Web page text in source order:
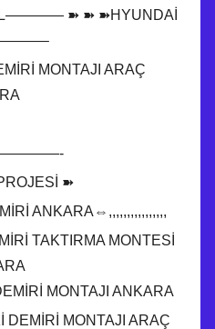
➽ ➽ ➽HYUNDAİ
MONTAJI ARAÇ
➽
ANKARA⇔,,,,,,,,,,,,,,,,
TAKTIRMA MONTESİ
MONTAJI ANKARA
MONTAJI ARAÇ